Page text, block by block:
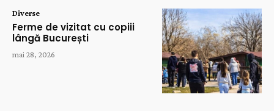
Diverse
Ferme de vizitat cu copiii
lângă București
mai 28, 2026